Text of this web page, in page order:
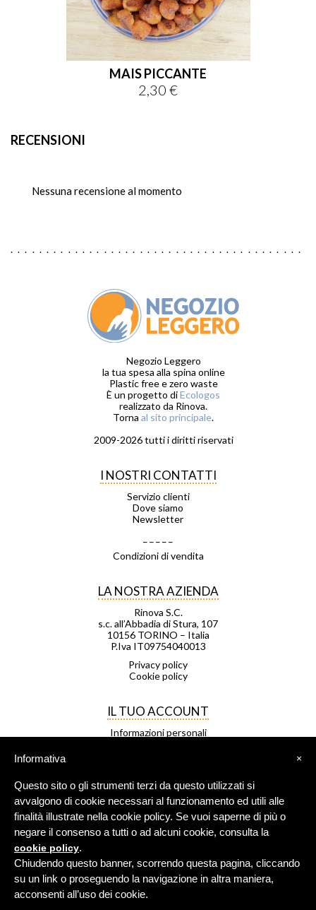
MAIS PICCANTE
Prezzo
2,30 €
RECENSIONI
Nessuna recensione al momento
Negozio Leggero
la tua spesa alla spina online
Plastic free e zero waste
È un progetto diEcologos
realizzato da Rinova.
Torna al sito principale.
2009-2026 tutti i diritti riservati
I NOSTRI CONTATTI
Servizio clienti
Dove siamo
Newsletter
Condizioni di vendita
LA NOSTRA AZIENDA
Rinova S.C.
s.c. all’Abbadia di Stura, 107
10156 TORINO – Italia
P.Iva IT09754040013
Privacy policy
Cookie policy
IL TUO ACCOUNT
Informazioni personali
Le mie liste di desideri
I miei avvisi
FRANCHISING
Negozio Leggero è una rete di
negozi in franchising.
Per maggiori infoclicca qui.
×
Informativa
Questo sito o gli strumenti terzi da questo utilizzati si
avvalgono di cookie necessari al funzionamento ed utili alle
finalità illustrate nella cookie policy. Se vuoi saperne di più o
negare il consenso a tutti o ad alcuni cookie, consulta la
cookie policy.
Chiudendo questo banner, scorrendo questa pagina, cliccando
su un link o proseguendo la navigazione in altra maniera,
acconsenti all’uso dei cookie.